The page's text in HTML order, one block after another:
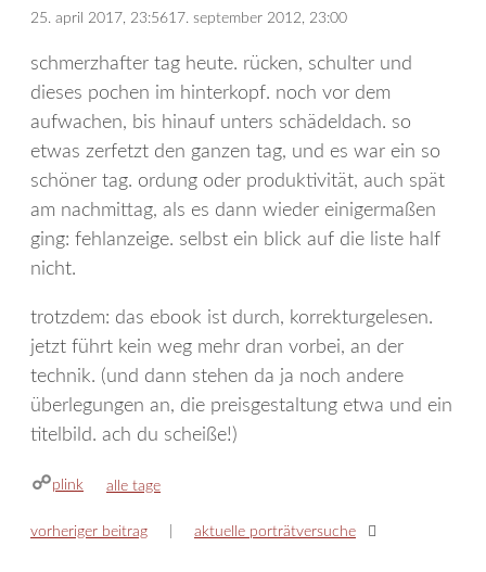
25. april 2017, 23:5617. september 2012, 23:00
schmerzhafter tag heute. rücken, schulter und
dieses pochen im hinterkopf. noch vor dem
aufwachen, bis hinauf unters schädeldach. so
etwas zerfetzt den ganzen tag, und es war ein so
schöner tag. ordung oder produktivität, auch spät
am nachmittag, als es dann wieder einigermaßen
ging: fehlanzeige. selbst ein blick auf die liste half
nicht.
trotzdem: das ebook ist durch, korrekturgelesen.
jetzt führt kein weg mehr dran vorbei, an der
technik. (und dann stehen da ja noch andere
überlegungen an, die preisgestaltung etwa und ein
titelbild. ach du scheiße!)
plink kategorien
alle tage
vorheriger beitrag aktuelle porträtversuche